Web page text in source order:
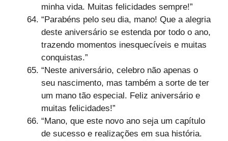
minha vida. Muitas felicidades sempre!”
“Parabéns pelo seu dia, mano! Que a alegria
deste aniversário se estenda por todo o ano,
trazendo momentos inesquecíveis e muitas
conquistas.”
“Neste aniversário, celebro não apenas o
seu nascimento, mas também a sorte de ter
um mano tão especial. Feliz aniversário e
muitas felicidades!”
“Mano, que este novo ano seja um capítulo
de sucesso e realizações em sua história.